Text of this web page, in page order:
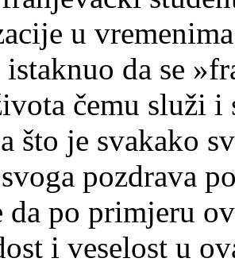
u
da se
čemu služi
što je svakako
pozdrava
da po primjeru
i veselost u